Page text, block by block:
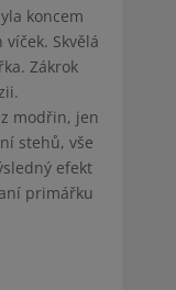
koncem
Skvělá
Zákrok
modřin, jen
stehů, vše
efekt
primářku